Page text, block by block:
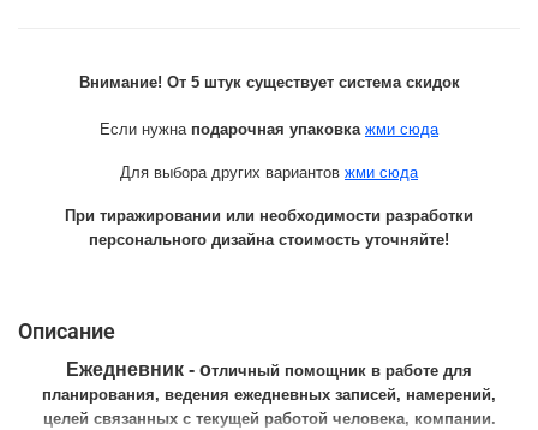
Внимание! От 5 штук существует система скидок
Если нужна подарочная упаковка жми сюда
Для выбора других вариантов жми сюда
При тиражировании или необходимости разработки
персонального дизайна стоимость уточняйте!
Описание
Ежедневник - отличный помощник в работе для
планирования, ведения ежедневных записей, намерений,
целей связанных с текущей работой человека, компании.